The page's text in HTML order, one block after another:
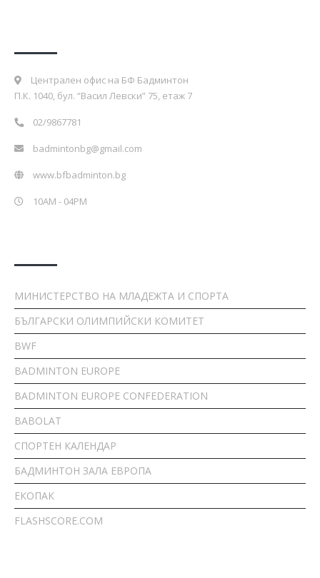
Централен офис на БФ Бадминтон
П.К. 1040, бул. “Васил Левски” 75, етаж 7
02/9867781
badmintonbg@gmail.com
www.bfbadminton.bg
10AM - 04PM
МИНИСТЕРСТВО НА МЛАДЕЖТА И СПОРТА
БЪЛГАРСКИ ОЛИМПИЙСКИ КОМИТЕТ
BWF
BADMINTON EUROPE
BADMINTON EUROPE CONFEDERATION
BABOLAT
СПОРТЕН КАЛЕНДАР
БАДМИНТОН ЗАЛА ЕВРОПА
ЕКОПАК
FLASHSCORE.COM